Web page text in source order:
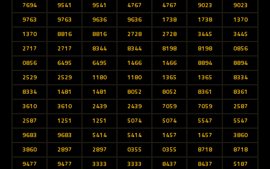
7694
9541 9541 4767 4767 9023
9023
9763
9763 9636 9636 1738 1738
1370
1370
8816 8816 2728 2728 3445
3445
2717
2717 8344 8344 8198 8198
0856
0856
6495 6495 1466 1466 8894
8894
2529
2529 1180 1180 1365 1365
8334
8334
1481 1481 8052 8052 8361
8361
3610
3610 2439 2439 7059 7059
2587
2587
1251 1251 5074 5074 5547
5547
9683
9683 5414 5414 1457 1457
3860
3860
2897 2897 0355 0355 8718
8718
9477
9477 3333 3333 8437 8437
5187